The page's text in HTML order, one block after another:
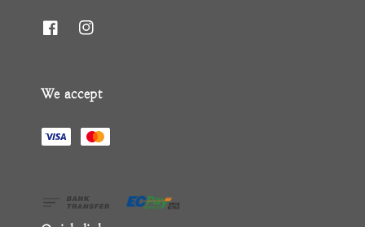
We accept